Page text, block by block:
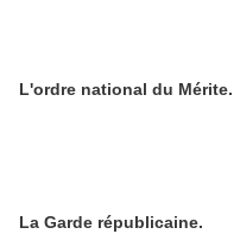
L'ordre national du Mérite.
La Garde républicaine.